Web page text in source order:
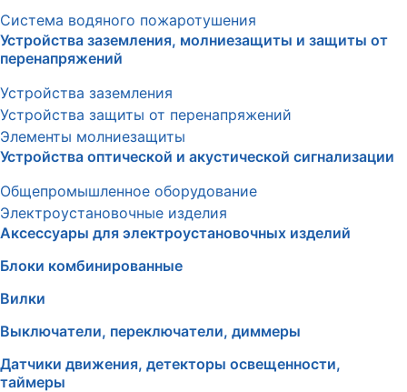
Система водяного пожаротушения
Устройства заземления, молниезащиты и защиты от
перенапряжений
Устройства заземления
Устройства защиты от перенапряжений
Элементы молниезащиты
Устройства оптической и акустической сигнализации
Общепромышленное оборудование
Электроустановочные изделия
Аксессуары для электроустановочных изделий
Блоки комбинированные
Вилки
Выключатели, переключатели, диммеры
Датчики движения, детекторы освещенности,
таймеры